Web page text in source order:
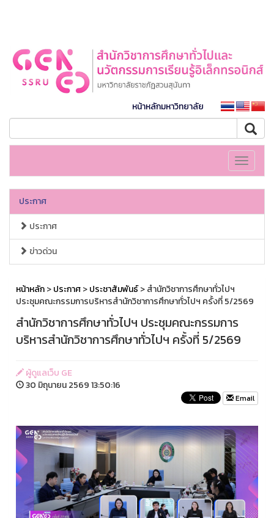
หน้าหลักมหาวิทยาลัย
Toggle
ประกาศ
ประกาศ
ข่าวด่วน
หน้าหลัก>ประกาศ>ประชาสัมพันธ์> สำนักวิชาการศึกษาทั่วไปฯ
ประชุมคณะกรรมการบริหารสำนักวิชาการศึกษาทั่วไปฯ ครั้งที่ 5/2569
สำนักวิชาการศึกษาทั่วไปฯ ประชุมคณะกรรมการ
บริหารสำนักวิชาการศึกษาทั่วไปฯ ครั้งที่ 5/2569
ผู้ดูแลเว็บ GE
30 มิถุนายน 2569 13:50:16
Email